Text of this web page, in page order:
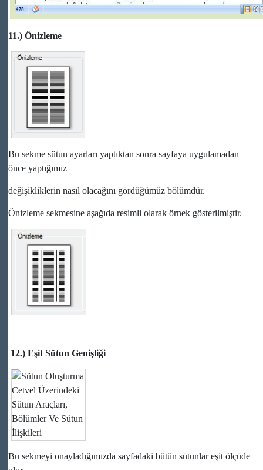
11.) Önizleme
Bu sekme sütun ayarları yaptıktan sonra sayfaya uygulamadan
önce yaptığımız
değişikliklerin nasıl olacağını gördüğümüz bölümdür.
Önizleme sekmesine aşağıda resimli olarak örnek gösterilmiştir.
12.) Eşit Sütun Genişliği
Bu sekmeyi onayladığımızda sayfadaki bütün sütunlar eşit ölçüde